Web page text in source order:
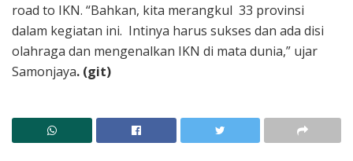
road to IKN. “Bahkan, kita merangkul 33 provinsi
dalam kegiatan ini. Intinya harus sukses dan ada disi
olahraga dan mengenalkan IKN di mata dunia,” ujar
Samonjaya. (git)